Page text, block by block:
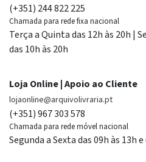
(+351) 244 822 225
Chamada para rede fixa nacional
Terça a Quinta das 12h às 20h |
das 10h às 20h
Loja Online | Apoio ao Cliente
lojaonline@arquivolivraria.pt
(+351) 967 303 578
Chamada para rede móvel nacional
Segunda a Sexta das 09h às 13h